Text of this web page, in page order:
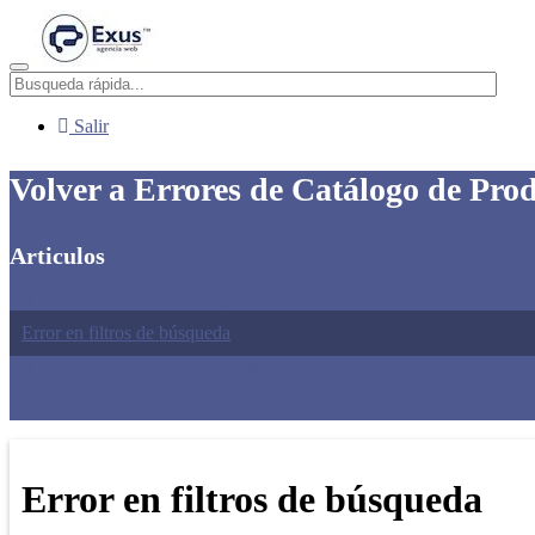
Menú
Salir
Volver a Errores de Catálogo de
Articulos
Error en filtros de búsqueda
Error en filtros de búsqueda